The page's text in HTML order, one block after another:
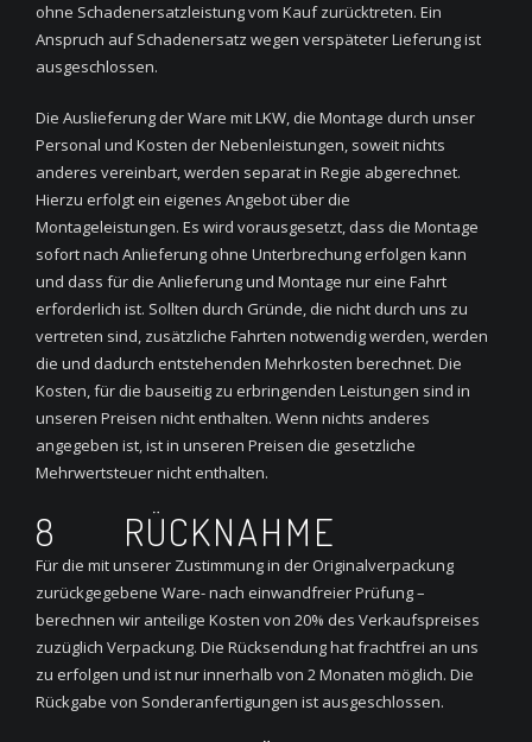
ohne Schadenersatzleistung vom Kauf zurücktreten. Ein
Anspruch auf Schadenersatz wegen verspäteter Lieferung ist
ausgeschlossen.
Die Auslieferung der Ware mit LKW, die Montage durch unser
Personal und Kosten der Nebenleistungen, soweit nichts
anderes vereinbart, werden separat in Regie abgerechnet.
Hierzu erfolgt ein eigenes Angebot über die
Montageleistungen. Es wird vorausgesetzt, dass die Montage
sofort nach Anlieferung ohne Unterbrechung erfolgen kann
und dass für die Anlieferung und Montage nur eine Fahrt
erforderlich ist. Sollten durch Gründe, die nicht durch uns zu
vertreten sind, zusätzliche Fahrten notwendig werden, werden
die und dadurch entstehenden Mehrkosten berechnet. Die
Kosten, für die bauseitig zu erbringenden Leistungen sind in
unseren Preisen nicht enthalten. Wenn nichts anderes
angegeben ist, ist in unseren Preisen die gesetzliche
Mehrwertsteuer nicht enthalten.
8 RÜCKNAHME
Für die mit unserer Zustimmung in der Originalverpackung
zurückgegebene Ware- nach einwandfreier Prüfung –
berechnen wir anteilige Kosten von 20% des Verkaufspreises
zuzüglich Verpackung. Die Rücksendung hat frachtfrei an uns
zu erfolgen und ist nur innerhalb von 2 Monaten möglich. Die
Rückgabe von Sonderanfertigungen ist ausgeschlossen.